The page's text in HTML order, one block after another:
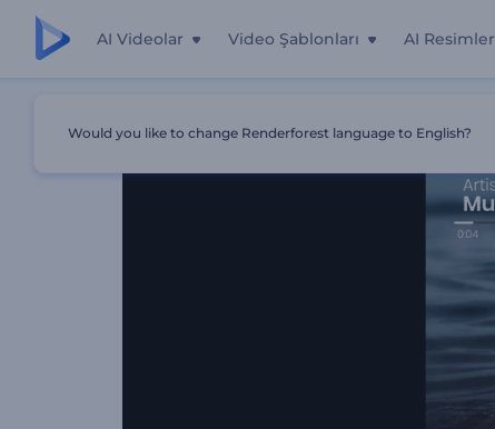
AI Videolar Video Şablonları AI Resimler
Would you like to change Renderforest language to English?